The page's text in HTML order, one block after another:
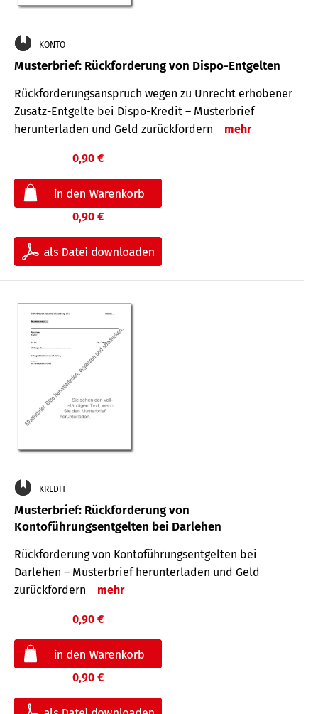
KONTO
Musterbrief: Rückforderung von Dispo-Entgelten
Rückforderungsanspruch wegen zu Unrecht erhobener
Zusatz-Entgelte bei Dispo-Kredit – Musterbrief
herunterladen und Geld zurückfordern
mehr
0,90 €
0,90 €
KREDIT
Musterbrief: Rückforderung von
Kontoführungsentgelten bei Darlehen
Rückforderung von Kontoführungsentgelten bei
Darlehen – Musterbrief herunterladen und Geld
zurückfordern
mehr
0,90 €
0,90 €